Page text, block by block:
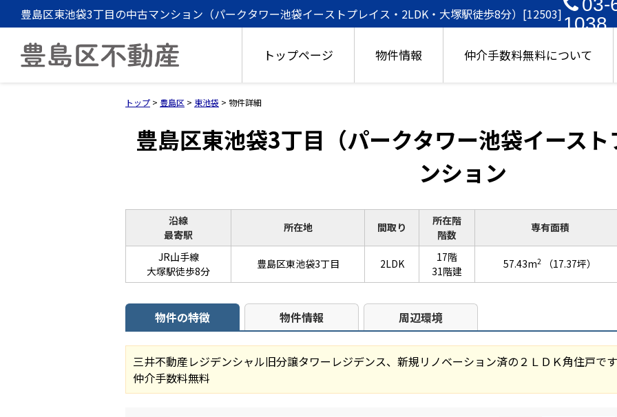
豊島区東池袋3丁目の中古マンション（パークタワー池袋イーストプレイス・2LDK・大塚駅徒歩8分）[12503]1038
トップページ 物件情報 仲介手数料無料について
トップ > 豊島区 > 東池袋 > 物件詳細
豊島区東池袋3丁目（パークタワー池袋イース
ンション
沿線
最寄駅
所在地 間取り
所在階
階数
専有面積
JR山手線
大塚駅徒歩8分
豊島区東池袋3丁目 2LDK
17階
31階建
57.43m2 （17.37坪）
物件の特徴 物件情報 周辺環境
三井不動産レジデンシャル旧分譲タワーレジデンス、新規リノベーション済の２ＬＤＫ角住戸で
仲介手数料無料